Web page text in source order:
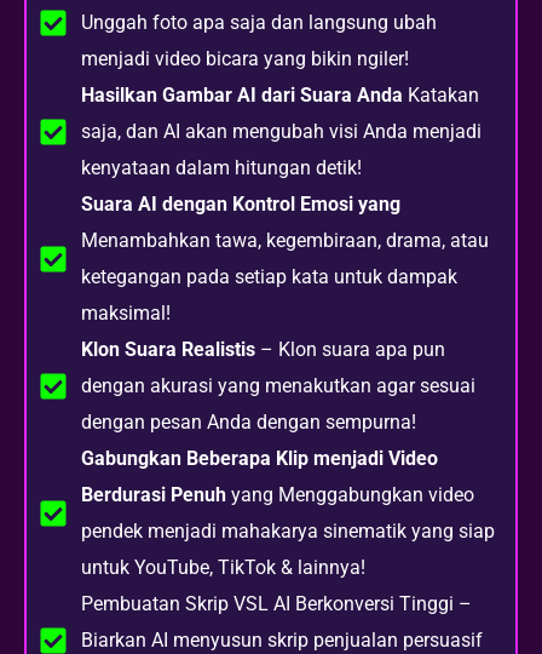
Unggah foto apa saja dan langsung ubah
menjadi video bicara yang bikin ngiler!
Hasilkan Gambar AI dari Suara Anda Katakan
saja, dan AI akan mengubah visi Anda menjadi
kenyataan dalam hitungan detik!
Suara AI dengan Kontrol Emosi yang
Menambahkan tawa, kegembiraan, drama, atau
ketegangan pada setiap kata untuk dampak
maksimal!
Klon Suara Realistis – Klon suara apa pun
dengan akurasi yang menakutkan agar sesuai
dengan pesan Anda dengan sempurna!
Gabungkan Beberapa Klip menjadi Video
Berdurasi Penuh yang Menggabungkan video
pendek menjadi mahakarya sinematik yang siap
untuk YouTube, TikTok & lainnya!
Pembuatan Skrip VSL AI Berkonversi Tinggi –
Biarkan AI menyusun skrip penjualan persuasif